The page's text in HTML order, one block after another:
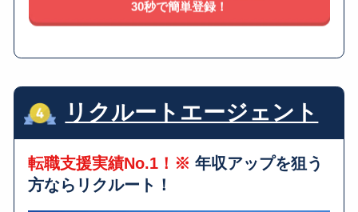
30秒で簡単登録！
リクルートエージェント
転職支援実績No.1！※ 年収アップを狙う
方ならリクルート！